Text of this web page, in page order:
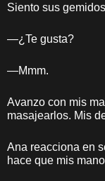
Siento sus
—¿Te gusta?
—Mmm.
Avanzo con mis
masajearlos. Mis
Ana reacciona en
hace que mis